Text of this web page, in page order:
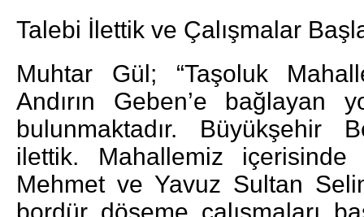
Talebi İlettik ve Çalışmalar
Muhtar Gül; “Taşoluk
Andırın Geben’e bağlayan
bulunmaktadır. Büyükşehir
ilettik. Mahallemiz
Mehmet ve Yavuz Sultan
bordür döşeme çalışmaları